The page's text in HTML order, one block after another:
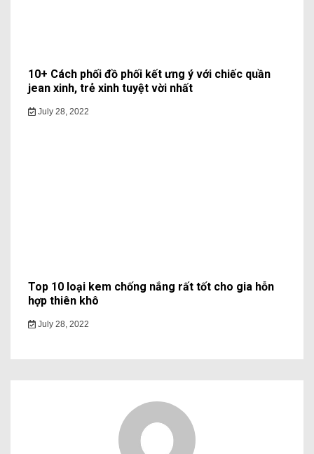
10+ Cách phối đồ phối kết ưng ý với chiếc quần
jean xinh, trẻ xinh tuyệt vời nhất
July 28, 2022
Top 10 loại kem chống nắng rất tốt cho gia hỗn
hợp thiên khô
July 28, 2022